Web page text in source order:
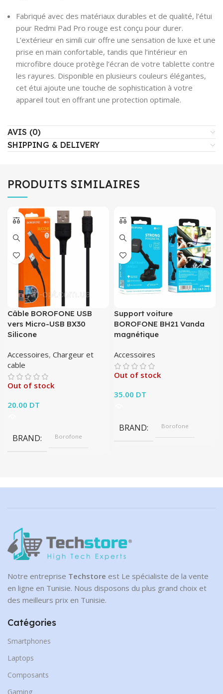
Fabriqué avec des matériaux durables et de qualité, l’étui
pour Redmi Pad Pro rouge est conçu pour durer.
L’extérieur en simili cuir offre une sensation de luxe et une
prise en main confortable, tandis que l’intérieur en
microfibre douce protège l’écran de votre tablette contre
les rayures. Disponible en plusieurs couleurs élégantes,
cet étui ajoute une touche de sophistication à votre
appareil tout en offrant une protection optimale.
AVIS (0)
SHIPPING & DELIVERY
PRODUITS SIMILAIRES
Câble BOROFONE USB
vers Micro-USB BX30
Silicone
Accessoires, Chargeur et
cable
Out of stock
20.00 DT
BRAND Borofone
Support voiture
BOROFONE BH21 Vanda
magnétique
Accessoires
Out of stock
35.00 DT
BRAND Borofone
Notre entreprise Techstore est Le spécialiste de la vente
en ligne en Tunisie. Nous disposons du plus grand choix et
des meilleurs prix en Tunisie.
Catégories
Smartphones
Laptops
Composants
Gaming